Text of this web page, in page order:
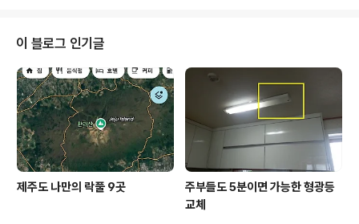
세를 치르고 있기도 하지요. 그런데 통영에 도착하기 전 까
지만 해도 어디로 가야할지 결정을 못했었답니다. 미리 알
아본 바로는 충무에는 유명한 김밥집이 두 곳이 있다고 하
던데, 바로 뚱보할매김밥집과 한일김밥이었답니다. 눈에
보이는 건 죄다 김밥집, 너도나도 원조입니다. 멀리 한일김
밥도 눈에 들어옵니다. 근처에는 정말 김..
이 블로그 인기글
제주도 나만의 락풀 9곳
주부들도 5분이면 가능한 형광등
교체